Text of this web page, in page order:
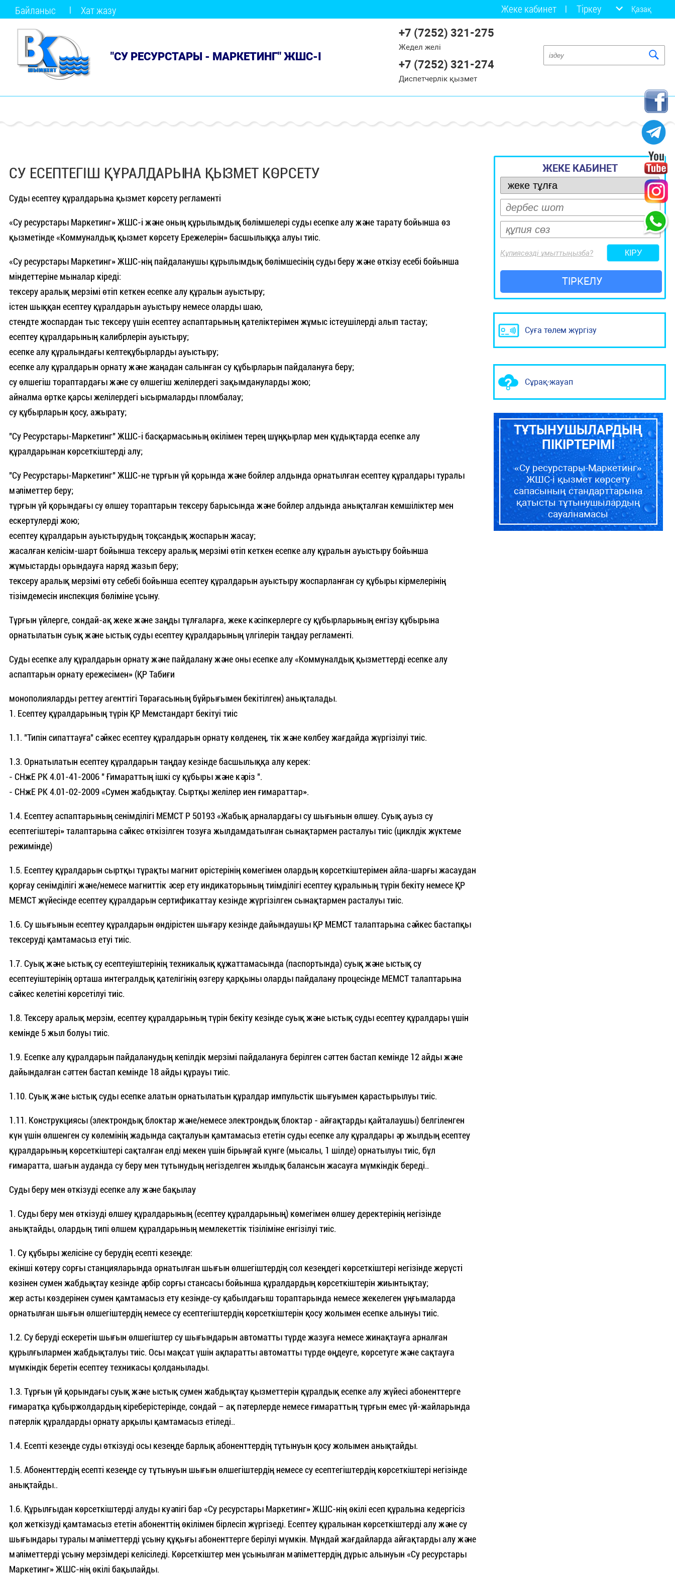
Байланыс Хат жазу Жеке кабинет Тіркеу Қазақ
"СУ РЕСУРСТАРЫ - МАРКЕТИНГ" ЖШС-І
+7 (7252) 321-275
Жедел желі
+7 (7252) 321-274
Диспетчерлік қызмет
СУ ЕСЕПТЕГІШ ҚҰРАЛДАРЫНА ҚЫЗМЕТ КӨРСЕТУ
Суды есептеу құралдарына қызмет көрсету регламенті
«Су ресурстары Маркетинг» ЖШС-і және оның құрылымдық бөлімшелері суды есепке алу және тарату бойынша өз
қызметінде «Коммуналдық қызмет көрсету Ережелерін» басшылыққа алуы тиіс.
«Су ресурстары Маркетинг» ЖШС-нің пайдаланушы құрылымдық бөлімшесінің суды беру және өткізу есебі бойынша
міндеттеріне мыналар кіреді:
тексеру аралық мерзімі өтіп кеткен есепке алу құралын ауыстыру;
істен шыққан есептеу құралдарын ауыстыру немесе оларды шаю,
стендте жоспардан тыс тексеру үшін есептеу аспаптарының қателіктерімен жұмыс істеушілерді алып тастау;
есептеу құралдарының калибрлерін ауыстыру;
есепке алу құралындағы келтеқұбырларды ауыстыру;
есепке алу құралдарын орнату және жаңадан салынған су құбырларын пайдалануға беру;
су өлшегіш тораптардағы және су өлшегіш желілердегі зақымдануларды жою;
айналма өртке қарсы желілердегі ысырмаларды пломбалау;
су құбырларын қосу, ажырату;
"Су Ресурстары-Маркетинг" ЖШС-і басқармасының өкілімен терең шұңқырлар мен құдықтарда есепке алу
құралдарынан көрсеткіштерді алу;
"Су Ресурстары-Маркетинг" ЖШС-не тұрғын үй қорында және бойлер алдында орнатылған есептеу құралдары туралы
мәліметтер беру;
тұрғын үй қорындағы су өлшеу тораптарын тексеру барысында және бойлер алдында анықталған кемшіліктер мен
ескертулерді жою;
есептеу құралдарын ауыстырудың тоқсандық жоспарын жасау;
жасалған келісім-шарт бойынша тексеру аралық мерзімі өтіп кеткен есепке алу құралын ауыстыру бойынша
жұмыстарды орындауға наряд жазып беру;
тексеру аралық мерзімі өту себебі бойынша есептеу құралдарын ауыстыру жоспарланған су құбыры кірмелерінің
тізімдемесін инспекция бөліміне ұсыну.
Тұрғын үйлерге, сондай-ақ жеке және заңды тұлғаларға, жеке кәсіпкерлерге су құбырларының енгізу құбырына
орнатылатын суық және ыстық суды есептеу құралдарының үлгілерін таңдау регламенті.
Суды есепке алу құралдарын орнату және пайдалану және оны есепке алу «Коммуналдық қызметтерді есепке алу
аспаптарын орнату ережесімен» (ҚР Табиғи
монополияларды реттеу агенттігі Төрағасының бұйрығымен бекітілген) анықталады.
1. Есептеу құралдарының түрін ҚР Мемстандарт бекітуі тиіс
1.1. "Типін сипаттауға" сәйкес есептеу құралдарын орнату көлденең, тік және көлбеу жағдайда жүргізілуі тиіс.
1.3. Орнатылатын есептеу құралдарын таңдау кезінде басшылыққа алу керек:
- СНжЕ РК 4.01-41-2006 " Ғимараттың ішкі су құбыры және кәріз ".
- СНжЕ РК 4.01-02-2009 «Сумен жабдықтау. Сыртқы желілер иен ғимараттар».
1.4. Есептеу аспаптарының сенімділігі МЕМСТ Р 50193 «Жабық арналардағы су шығынын өлшеу. Суық ауыз су
есептегіштері» талаптарына сәйкес өткізілген тозуға жылдамдатылған сынақтармен расталуы тиіс (циклдік жүктеме
режимінде)
1.5. Есептеу құралдарын сыртқы тұрақты магнит өрістерінің көмегімен олардың көрсеткіштерімен айла-шарғы жасаудан
қорғау сенімділігі және/немесе магниттік әсер ету индикаторының тиімділігі есептеу құралының түрін бекіту немесе ҚР
МЕМСТ жүйесінде есептеу құралдарын сертификаттау кезінде жүргізілген сынақтармен расталуы тиіс.
1.6. Су шығынын есептеу құралдарын өндірістен шығару кезінде дайындаушы ҚР МЕМСТ талаптарына сәйкес бастапқы
тексеруді қамтамасыз етуі тиіс.
1.7. Суық және ыстық су есептеуіштерінің техникалық құжаттамасында (паспортында) суық және ыстық су
есептеуіштерінің орташа интегралдық қателігінің өзгеру қарқыны оларды пайдалану процесінде МЕМСТ талаптарына
сәйкес келетіні көрсетілуі тиіс.
1.8. Тексеру аралық мерзім, есептеу құралдарының түрін бекіту кезінде суық және ыстық суды есептеу құралдары үшін
кемінде 5 жыл болуы тиіс.
1.9. Есепке алу құралдарын пайдаланудың кепілдік мерзімі пайдалануға берілген сәттен бастап кемінде 12 айды және
дайындалған сәттен бастап кемінде 18 айды құрауы тиіс.
1.10. Суық және ыстық суды есепке алатын орнатылатын құралдар импульстік шығуымен қарастырылуы тиіс.
1.11. Конструкциясы (электрондық блоктар және/немесе электрондық блоктар - айғақтарды қайталаушы) белгіленген
күн үшін өлшенген су көлемінің жадында сақталуын қамтамасыз ететін суды есепке алу құралдары әр жылдың есептеу
құралдарының көрсеткіштері сақталған елді мекен үшін бірыңғай күнге (мысалы, 1 шілде) орнатылуы тиіс, бұл
ғимаратта, шағын ауданда су беру мен тұтынудың негізделген жылдық балансын жасауға мүмкіндік береді..
Суды беру мен өткізуді есепке алу және бақылау
1. Суды беру мен өткізуді өлшеу құралдарының (есептеу құралдарының) көмегімен өлшеу деректерінің негізінде
анықтайды, олардың типі өлшем құралдарының мемлекеттік тізіліміне енгізілуі тиіс.
1. Су құбыры желісіне су берудің есепті кезеңде:
екінші көтеру сорғы станцияларында орнатылған шығын өлшегіштердің сол кезеңдегі көрсеткіштері негізінде жерүсті
көзінен сумен жабдықтау кезінде әрбір сорғы стансасы бойынша құралдардың көрсеткіштерін жиынтықтау;
жер асты көздерінен сумен қамтамасыз ету кезінде-су қабылдағыш тораптарында немесе жекелеген ұңғымаларда
орнатылған шығын өлшегіштердің немесе су есептегіштердің көрсеткіштерін қосу жолымен есепке алынуы тиіс.
1.2. Су беруді ескеретін шығын өлшегіштер су шығындарын автоматты түрде жазуға немесе жинақтауға арналған
құрылғылармен жабдықталуы тиіс. Осы мақсат үшін ақпаратты автоматты түрде өңдеуге, көрсетуге және сақтауға
мүмкіндік беретін есептеу техникасы қолданылады.
1.3. Тұрғын үй қорындағы суық және ыстық сумен жабдықтау қызметтерін құралдық есепке алу жүйесі абоненттерге
ғимаратқа құбыржолдардың кіреберістерінде, сондай – ақ пәтерлерде немесе ғимараттың тұрғын емес үй-жайларында
пәтерлік құралдарды орнату арқылы қамтамасыз етіледі..
1.4. Есепті кезеңде суды өткізуді осы кезеңде барлық абоненттердің тұтынуын қосу жолымен анықтайды.
1.5. Абоненттердің есепті кезеңде су тұтынуын шығын өлшегіштердің немесе су есептегіштердің көрсеткіштері негізінде
анықтайды..
1.6. Құрылғыдан көрсеткіштерді алуды куәлігі бар «Су ресурстары Маркетинг» ЖШС-нің өкілі есеп құралына кедергісіз
қол жеткізуді қамтамасыз ететін абоненттің өкілімен бірлесіп жүргізеді. Есептеу құралынан көрсеткіштерді алу және су
шығындары туралы мәліметтерді ұсыну құқығы абоненттерге берілуі мүмкін. Мұндай жағдайларда айғақтарды алу және
мәліметтерді ұсыну мерзімдері келісіледі. Көрсеткіштер мен ұсынылған мәліметтердің дұрыс алынуын «Су ресурстары
Маркетинг» ЖШС-нің өкілі бақылайды.
ЖЕКЕ КАБИНЕТ
Құпиясөзді ұмыттыңызба?
ТІРКЕЛУ
Суға төлем жүргізу
Сұрақ-жауап
ТҰТЫНУШЫЛАРДЫҢ
ПІКІРТЕРІМІ
«Су ресурстары-Маркетинг»
ЖШС-і қызмет көрсету
сапасының стандарттарына
қатысты тұтынушылардың
сауалнамасы